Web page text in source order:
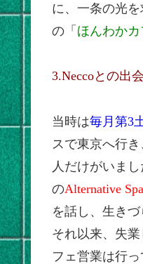
に、一条の光を
の「 ほんわかカ
3.Neccoとの出
当時は毎月第3
スで東京へ行
人だけがいまし
のAlternative
を話し、生きづ
それ以来、失業
フェ営業は行